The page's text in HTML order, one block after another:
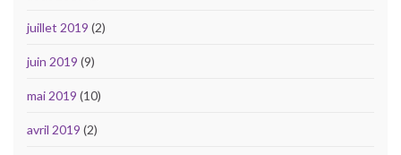
juillet 2019 (2)
juin 2019 (9)
mai 2019 (10)
avril 2019 (2)